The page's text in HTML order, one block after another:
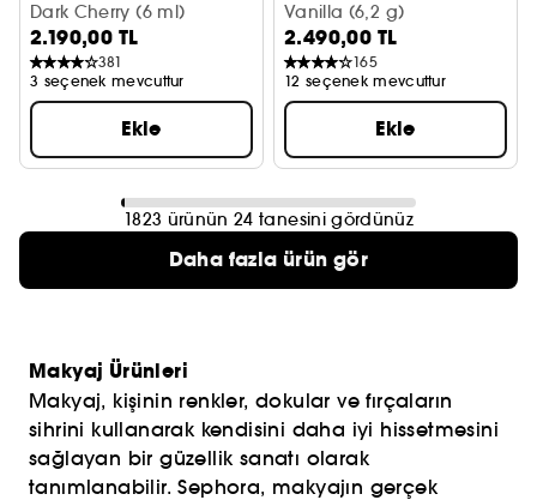
Dark Cherry (6 ml)
2.190,00 TL
381
3 seçenek mevcuttur
Ekle
Kapatıcı
Vanilla (6,2 g)
2.490,00 TL
165
12 seçenek mevcuttur
Ekle
1823 ürünün 24 tanesini gördünüz
Daha fazla ürün gör
Makyaj Ürünleri
Makyaj, kişinin renkler, dokular ve fırçaların
sihrini kullanarak kendisini daha iyi hissetmesini
sağlayan bir güzellik sanatı olarak
tanımlanabilir. Sephora, makyajın gerçek